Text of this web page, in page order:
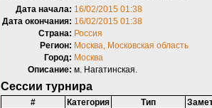
Дата начала: 16/02/2015 01:38
Дата окончания: 16/02/2015 01:38
Страна: Россия
Регион: Москва, Московская область
Город: Москва
Описание: м. Нагатинская.
Сессии турнира
# Категория Тип